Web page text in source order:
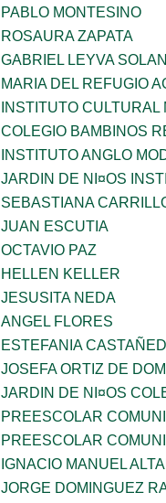
PABLO MONTESINO
ROSAURA ZAPATA
GABRIEL LEYVA
MARIA DEL REFUGIO
INSTITUTO
COLEGIO BAMBINOS
INSTITUTO ANGLO
JARDIN DE NI¤OS
SEBASTIANA
JUAN ESCUTIA
OCTAVIO PAZ
HELLEN KELLER
JESUSITA NEDA
ANGEL FLORES
ESTEFANIA
JOSEFA ORTIZ DE
JARDIN DE NI¤OS
PREESCOLAR
PREESCOLAR
IGNACIO MANUEL
JORGE DOMINGUEZ